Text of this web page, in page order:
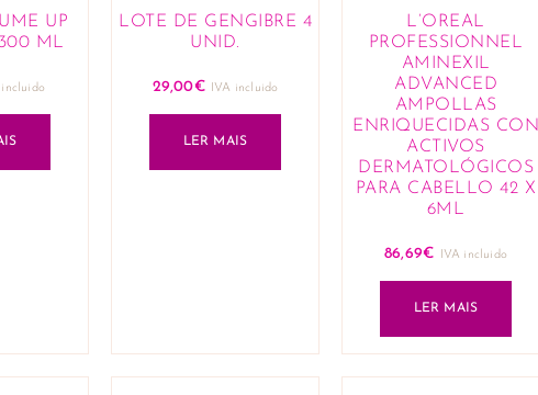
UP
ML
incluido
LOTE DE GENGIBRE 4
UNID.
29,00€ IVA incluido
LER MAIS
L’OREAL
PROFESSIONNEL
AMINEXIL
ADVANCED
AMPOLLAS
ENRIQUECIDAS CON
ACTIVOS
DERMATOLÓGICOS
PARA CABELLO 42 X
6ML
86,69€ IVA incluido
LER MAIS